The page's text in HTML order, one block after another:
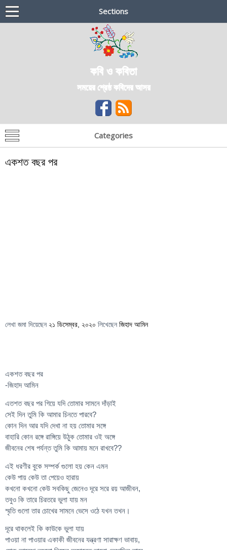
Sections
কবি ও কবিতা
সময়ের শ্রেষ্ঠ কবিদের আসর
Categories
একশত বছর পর
লেখা জমা দিয়েছেন ২১ ডিসেম্বর, ২০২০ লিখেছেন জিহাদ আমিন
একশত বছর পর
-জিহাদ আমিন
এতশত বছর পর গিয়ে যদি তোমার সামনে দাঁড়াই
সেই দিন তুমি কি আমার চিনতে পারবে?
কোন দিন আর যদি দেখা না হয় তোমার সঙ্গে
বাহারি কোন রঙ্গে রাঙ্গিয়ে উঠুক তোমার ওই অঙ্গে
জীবনের শেষ পর্যন্ত তুমি কি আমায় মনে রাখবে??
এই ধরণীর বুকে সম্পর্ক গুলো হয় কেন এমন
কেউ পায় কেউ তা পেয়েও হারায়
কখনো কখনো কেউ সবকিছু জেনেও দূরে সরে রয় আজীবন,
তবুও কি তারে চিরতরে ভুলা যায় মন
স্মৃতি গুলো তার চোখের সামনে ভেসে ওঠে যখন তখন।
দূরে থাকলেই কি কাউকে ভুলা যায়
পাওয়া না পাওয়ার একাকী জীবনের যন্ত্রণা সারাক্ষণ ভাবায়,